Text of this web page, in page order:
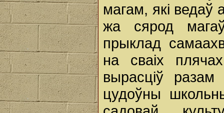
магам, які
жа сярод
прыклад
на сваіх
вырасціў
цудоўны